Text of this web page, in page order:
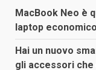
MacBook Neo è
laptop
Hai un nuovo
gli accessori